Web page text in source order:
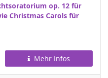
op. 12 für
Christmas Carols für
Mehr Infos